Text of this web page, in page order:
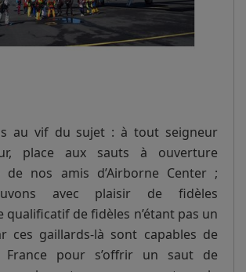
au vif du sujet : à tout seigneur
place aux sauts à ouverture
de nos amis d’Airborne Center ;
avec plaisir de fidèles
qualificatif de fidèles n’étant pas un
ces gaillards-là sont capables de
France pour s’offrir un saut de